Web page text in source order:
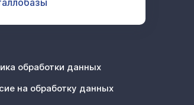
обработки данных
на обработку данных